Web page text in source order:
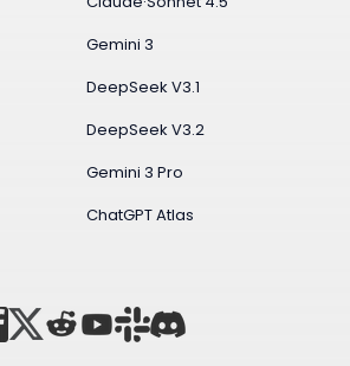
Gemini 3
DeepSeek V3.1
DeepSeek V3.2
Gemini 3 Pro
ChatGPT Atlas